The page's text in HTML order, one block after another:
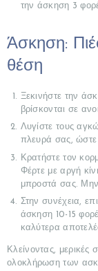
την άσκηση 3
Άσκηση:
θέση
Ξεκινήστε την
βρίσκονται σε
Λυγίστε τους
πλευρά σας, ώστε
Κρατήστε τον
Φέρτε με αργή
μπροστά σας. Μην
Στην συνέχεια,
άσκηση 10-15
καλύτερα
Κλείνοντας,
ολοκλήρωση των